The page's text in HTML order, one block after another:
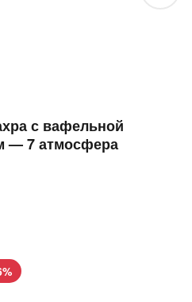
с вафельной
— 7 атмосфера